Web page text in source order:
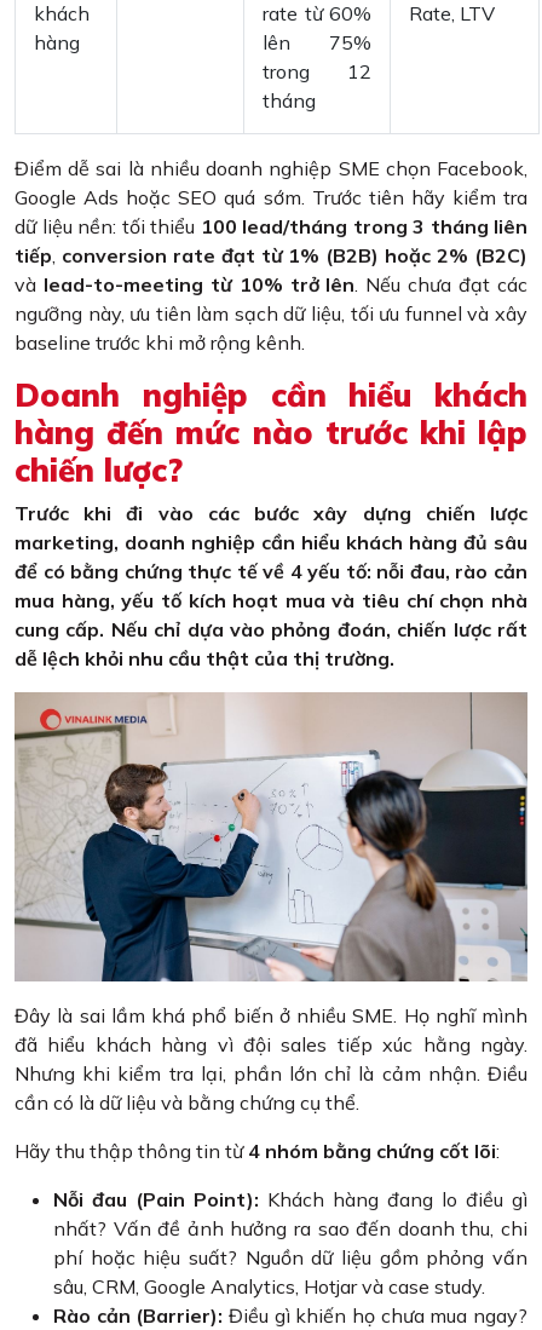
khách
hàng
rate từ 60%
lên 75%
trong 12
tháng
Rate, LTV
Điểm dễ sai là nhiều doanh nghiệp SME chọn Facebook,
Google Ads hoặc SEO quá sớm. Trước tiên hãy kiểm tra
dữ liệu nền: tối thiểu 100 lead/tháng trong 3 tháng liên
tiếp, conversion rate đạt từ 1% (B2B) hoặc 2% (B2C)
và lead-to-meeting từ 10% trở lên. Nếu chưa đạt các
ngưỡng này, ưu tiên làm sạch dữ liệu, tối ưu funnel và xây
baseline trước khi mở rộng kênh.
Doanh nghiệp cần hiểu khách
hàng đến mức nào trước khi lập
chiến lược?
Trước khi đi vào các bước xây dựng chiến lược
marketing, doanh nghiệp cần hiểu khách hàng đủ sâu
để có bằng chứng thực tế về 4 yếu tố: nỗi đau, rào cản
mua hàng, yếu tố kích hoạt mua và tiêu chí chọn nhà
cung cấp. Nếu chỉ dựa vào phỏng đoán, chiến lược rất
dễ lệch khỏi nhu cầu thật của thị trường.
Đây là sai lầm khá phổ biến ở nhiều SME. Họ nghĩ mình
đã hiểu khách hàng vì đội sales tiếp xúc hằng ngày.
Nhưng khi kiểm tra lại, phần lớn chỉ là cảm nhận. Điều
cần có là dữ liệu và bằng chứng cụ thể.
Hãy thu thập thông tin từ 4 nhóm bằng chứng cốt lõi:
Nỗi đau (Pain Point): Khách hàng đang lo điều gì
nhất? Vấn đề ảnh hưởng ra sao đến doanh thu, chi
phí hoặc hiệu suất? Nguồn dữ liệu gồm phỏng vấn
sâu, CRM, Google Analytics, Hotjar và case study.
Rào cản (Barrier): Điều gì khiến họ chưa mua ngay?